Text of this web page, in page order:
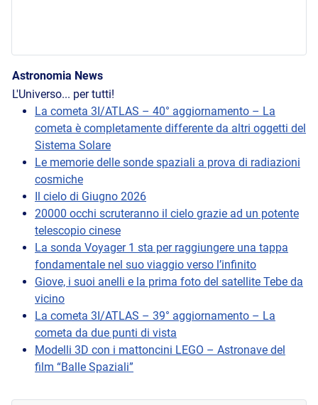
Astronomia News
L'Universo... per tutti!
La cometa 3I/ATLAS – 40° aggiornamento – La
cometa è completamente differente da altri oggetti del
Sistema Solare
Le memorie delle sonde spaziali a prova di radiazioni
cosmiche
Il cielo di Giugno 2026
20000 occhi scruteranno il cielo grazie ad un potente
telescopio cinese
La sonda Voyager 1 sta per raggiungere una tappa
fondamentale nel suo viaggio verso l’infinito
Giove, i suoi anelli e la prima foto del satellite Tebe da
vicino
La cometa 3I/ATLAS – 39° aggiornamento – La
cometa da due punti di vista
Modelli 3D con i mattoncini LEGO – Astronave del
film “Balle Spaziali”